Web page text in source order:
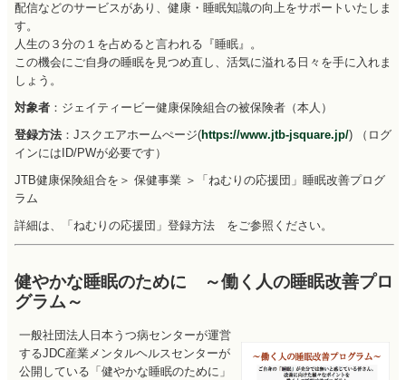
配信などのサービスがあり、健康・睡眠知識の向上をサポートいたしま
す。
人生の３分の１を占めると言われる『睡眠』。
この機会にご自身の睡眠を見つめ直し、活気に溢れる日々を手に入れま
しょう。
対象者 ：ジェイティービー健康保険組合の被保険者（本人）
登録方法 ：Jスクエアホームぺージ(https://www.jtb-jsquare.jp/) （ログ
インにはID/PWが必要です）
JTB健康保険組合を＞ 保健事業 ＞「ねむりの応援団」睡眠改善プログ
ラム
詳細は、「ねむりの応援団」登録方法 をご参照ください。
健やかな睡眠のために ～働く人の睡眠改善プロ
グラム～
一般社団法人日本うつ病センターが運営
するJDC産業メンタルヘルスセンターが
公開している「健やかな睡眠のために」